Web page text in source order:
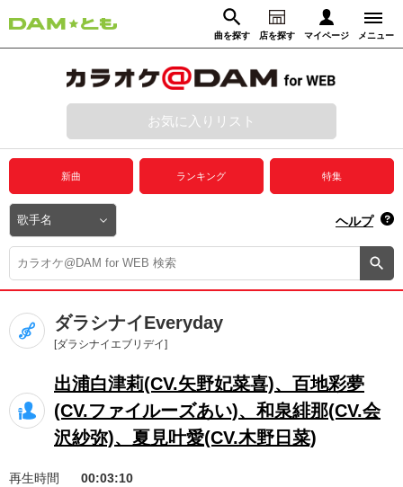
曲を探す 店を探す マイページ メニュー
動画からさがす 録音からさがす
ログイン
プレミアムサービス
DAM★とも動画
DAM★とも録音
カラオケ＠DAM
ユーザー検索
キャンペーン
お知らせ よくあるご質問
お気に入りリスト
新曲 ランキング 特集
ヘルプ
ダラシナイEveryday
[ダラシナイエブリデイ]
出浦白津莉(CV.矢野妃菜喜)、百地彩夢
(CV.ファイルーズあい)、和泉緋那(CV.会
沢紗弥)、夏見叶愛(CV.木野日菜)
再生時間
00:03:10